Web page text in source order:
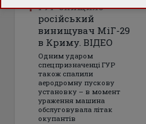
ГУР знищило
російський
винищувач МіГ-29
в Криму. ВІДЕО
Одним ударом
спецпризначенці ГУР
також спалили
аеродромну пускову
установку – в момент
ураження машина
обслуговувала літак
окупантів